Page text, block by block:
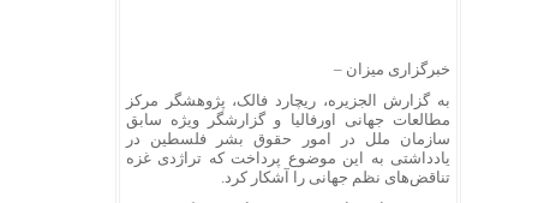
خبرگزاری میزان –
به گزارش الجزیره، ریچارد فالک، پژوهشگر مرکز
مطالعات جهانی اورفالیا و گزارشگر ویژه سابق
سازمان ملل در امور حقوق بشر فلسطین در
یادداشتی به این موضوع پرداخت که تراژدی غزه
تناقض‌های نظم جهانی را آشکار کرد.